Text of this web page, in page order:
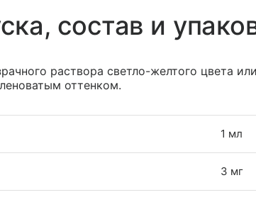
состав и
раствора светло-желтого цвета
оттенком.
1 мл
3 мг